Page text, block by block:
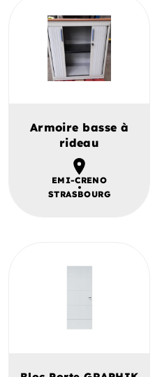
Armoire basse à
rideau
EMI-CRENO
STRASBOURG